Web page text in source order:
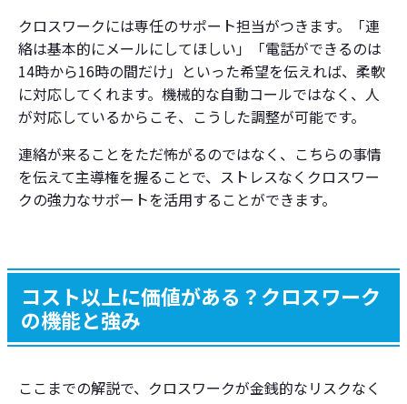
クロスワークには専任のサポート担当がつきます。「連
絡は基本的にメールにしてほしい」「電話ができるのは
14時から16時の間だけ」といった希望を伝えれば、柔軟
に対応してくれます。機械的な自動コールではなく、人
が対応しているからこそ、こうした調整が可能です。
連絡が来ることをただ怖がるのではなく、こちらの事情
を伝えて主導権を握ることで、ストレスなくクロスワー
クの強力なサポートを活用することができます。
コスト以上に価値がある？クロスワーク
の機能と強み
ここまでの解説で、クロスワークが金銭的なリスクなく